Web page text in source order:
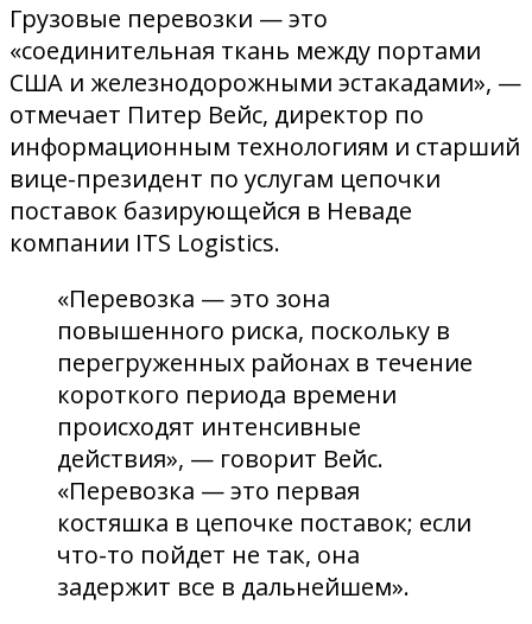
Грузовые перевозки — это
«соединительная ткань между портами
США и железнодорожными эстакадами», —
отмечает Питер Вейс, директор по
информационным технологиям и старший
вице-президент по услугам цепочки
поставок базирующейся в Неваде
компании ITS Logistics.
«Перевозка — это зона
повышенного риска, поскольку в
перегруженных районах в течение
короткого периода времени
происходят интенсивные
действия», — говорит Вейс.
«Перевозка — это первая
костяшка в цепочке поставок; если
что-то пойдет не так, она
задержит все в дальнейшем».